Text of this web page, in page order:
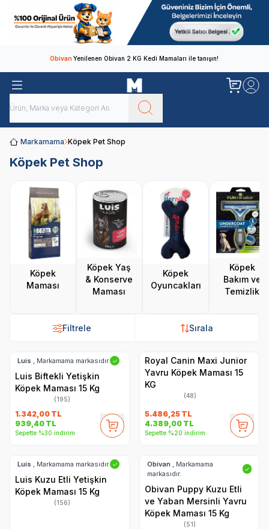
ObivanYenilenen Obivan 2 KG Kedi Mamaları ile tanışın!
Markamama Köpek Pet Shop
Köpek Pet Shop
Köpek
Maması
Köpek Yaş
& Konserve
Maması
Köpek
Oyuncakları
Köpek
Bakım ve
Temizlik
Filtrele Sırala
Luis , Markamama markasıdır. ✓
Luis Biftekli Yetişkin
Köpek Maması 15 Kg
(195)
1.342,00 TL
939,40 TL
Sepette %30 indirim
Royal Canin Maxi Junior
Yavru Köpek Maması 15
KG
(48)
5.486,25 TL
4.389,00 TL
Sepette %20 indirim
Luis , Markamama markasıdır. ✓
Luis Kuzu Etli Yetişkin
Köpek Maması 15 Kg
(156)
Obivan , Markamama
markasıdır.
✓
Obivan Puppy Kuzu Etli
ve Yaban Mersinli Yavru
Köpek Maması 15 Kg
(51)